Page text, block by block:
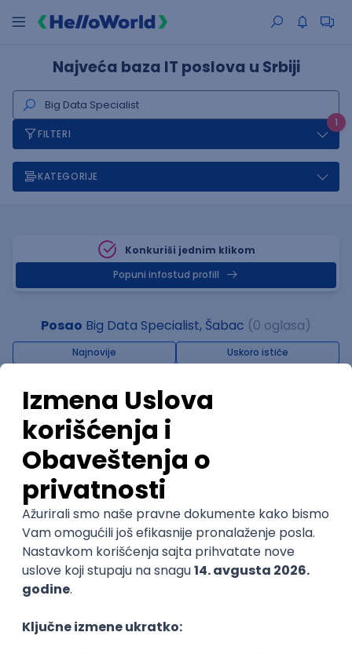
Najveća baza IT poslova u Srbiji
1
FILTERI
KATEGORIJE
Konkuriši jednim klikom
Popuni infostud profill
Posao Big Data Specialist, Šabac (0 oglasa)
Najnovije Uskoro ističe@
KATEGORIJA
TEHNOLOGIJA
POSLODAVAC
SENIORITET
NAČIN RADA
Najnoviji poslovi svakog dana u tvom
inboxu
Prijavi se
pretrage.